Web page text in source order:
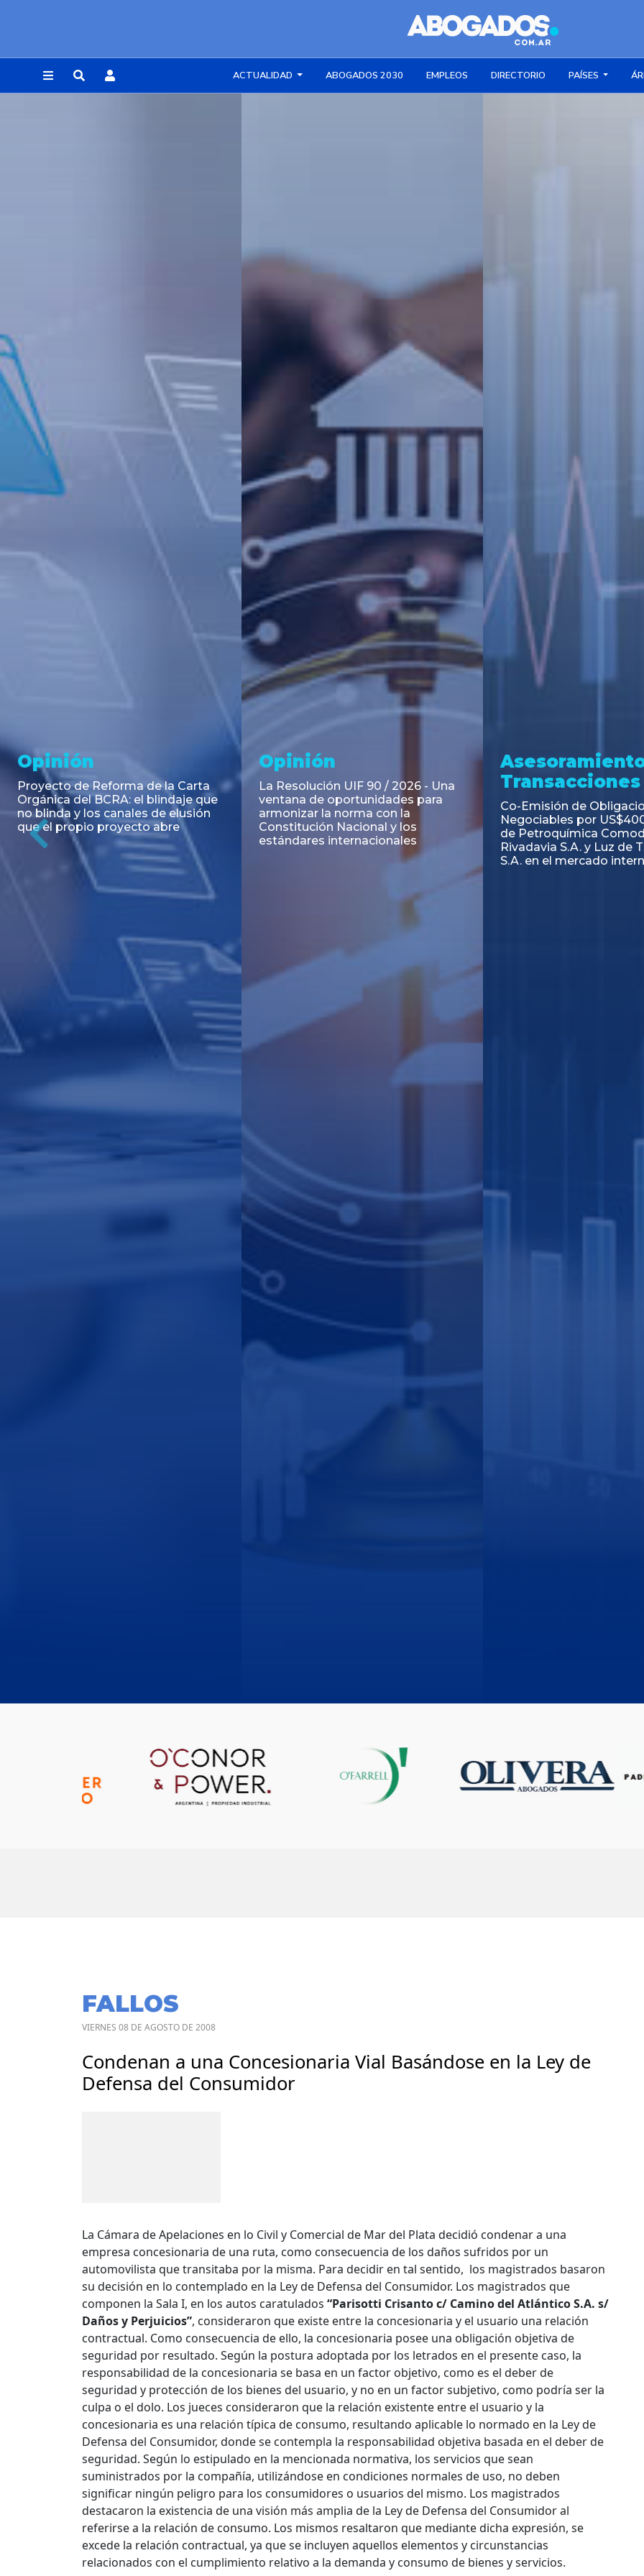
ACTUALIDAD ABOGADOS 2030 EMPLEOS DIRECTORIO PAÍSES
Noticia
RESOLUCIÓN 271/2026 de la
SECRETARIA DE COORDINACIÓN
DE PRODUCCIÓN: Actualización y
unificación de las advertencias
obligatorias en la publicidad de
juegos y apuestas en...
Asesoramiento y
Transacciones
Emisión de Obligaciones
Negociables Clase E de Central
Puerto S.A. por un Valor Nominal
de U$S 98.897.303
Transacciones
PAGBAM asesoró a
autorización para la
de los Certificados de
del Fideicomiso
Inmobiliario "Espacio
Previous
FALLOS
VIERNES 08 DE AGOSTO DE 2008
Condenan a una Concesionaria Vial Basándose en la Ley de
Defensa del Consumidor
La Cámara de Apelaciones en lo Civil y Comercial de Mar del Plata decidió condenar a una
empresa concesionaria de una ruta, como consecuencia de los daños sufridos por un
automovilista que transitaba por la misma. Para decidir en tal sentido, los magistrados basaron
su decisión en lo contemplado en la Ley de Defensa del Consumidor. Los magistrados que
componen la Sala I, en los autos caratulados “Parisotti Crisanto c/ Camino del Atlántico S.A. s/
Daños y Perjuicios”, consideraron que existe entre la concesionaria y el usuario una relación
contractual. Como consecuencia de ello, la concesionaria posee una obligación objetiva de
seguridad por resultado. Según la postura adoptada por los letrados en el presente caso, la
responsabilidad de la concesionaria se basa en un factor objetivo, como es el deber de
seguridad y protección de los bienes del usuario, y no en un factor subjetivo, como podría ser la
culpa o el dolo. Los jueces consideraron que la relación existente entre el usuario y la
concesionaria es una relación típica de consumo, resultando aplicable lo normado en la Ley de
Defensa del Consumidor, donde se contempla la responsabilidad objetiva basada en el deber de
seguridad. Según lo estipulado en la mencionada normativa, los servicios que sean
suministrados por la compañía, utilizándose en condiciones normales de uso, no deben
significar ningún peligro para los consumidores o usuarios del mismo. Los magistrados
destacaron la existencia de una visión más amplia de la Ley de Defensa del Consumidor al
referirse a la relación de consumo. Los mismos resaltaron que mediante dicha expresión, se
excede la relación contractual, ya que se incluyen aquellos elementos y circunstancias
relacionados con el cumplimiento relativo a la demanda y consumo de bienes y servicios.